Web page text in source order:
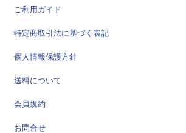
ご利用ガイド
特定商取引法に基づく表記
個人情報保護方針
送料について
会員規約
お問合せ